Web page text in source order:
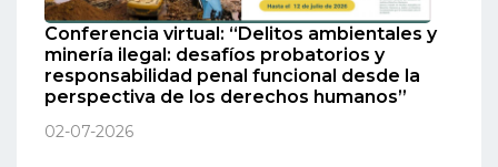
Conferencia virtual: “Delitos ambientales y
minería ilegal: desafíos probatorios y
responsabilidad penal funcional desde la
perspectiva de los derechos humanos”
02-07-2026